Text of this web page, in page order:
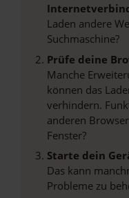
Laden andere
Suchmaschine?
Prüfe deine
Manche
können das
verhindern.
anderen
Fenster?
Starte dein
Das kann
Probleme zu